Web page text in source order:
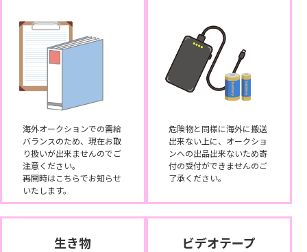
海外オークションでの需給
バランスのため、現在お取
り扱いが出来ませんのでご
注意ください。
再開時はこちらでお知らせ
いたします。
危険物と同様に海外に搬送
出来ない上に、オークショ
ンへの出品出来ないため寄
付の受付ができませんのご
了承ください。
生き物 ビデオテープ